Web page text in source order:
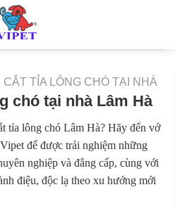
CẮT TỈA LÔNG CHÓ TẠI NHÀ
chó tại nhà Lâm Hà
tỉa lông chó Lâm Hà? Hãy đến vớ
để được trải nghiệm những
nghiệp và đẳng cấp, cùng với
điệu, độc lạ theo xu hướng mới